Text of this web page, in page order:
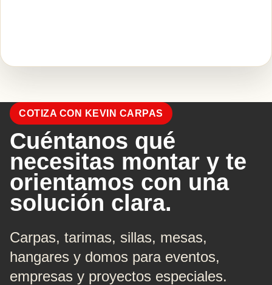
COTIZA CON KEVIN CARPAS
Cuéntanos qué
necesitas montar y te
orientamos con una
solución clara.
Carpas, tarimas, sillas, mesas,
hangares y domos para eventos,
empresas y proyectos especiales.